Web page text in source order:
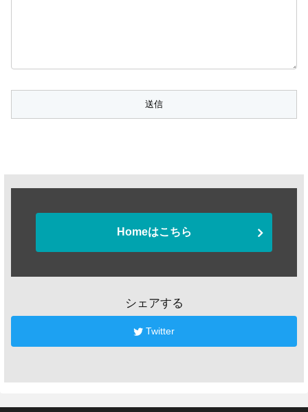
Homeはこちら
シェアする
Twitter